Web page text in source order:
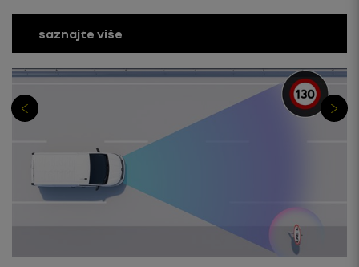
saznajte više